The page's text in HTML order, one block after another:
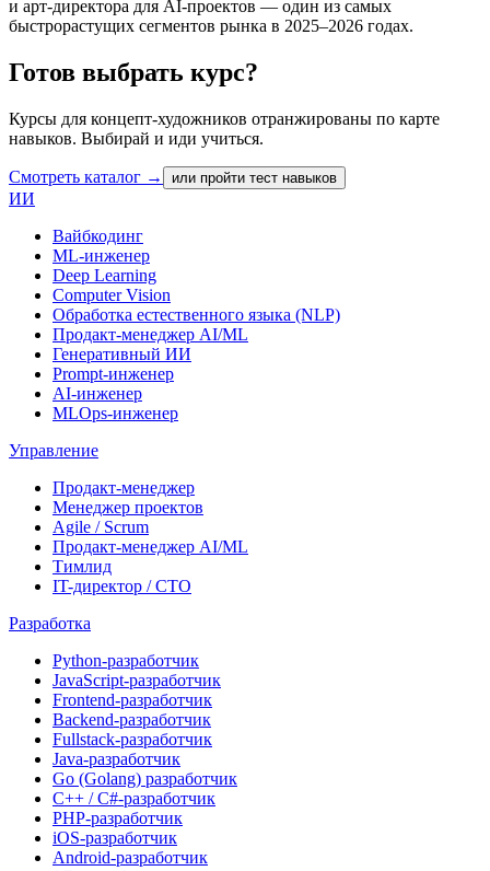
и арт-директора для AI-проектов — один из самых
быстрорастущих сегментов рынка в 2025–2026 годах.
Готов выбрать курс?
Курсы для концепт-художников отранжированы по карте
навыков. Выбирай и иди учиться.
Смотреть каталог → или пройти тест навыков
ИИ
Вайбкодинг
ML-инженер
Deep Learning
Computer Vision
Обработка естественного языка (NLP)
Продакт-менеджер AI/ML
Генеративный ИИ
Prompt-инженер
AI-инженер
MLOps-инженер
Управление
Продакт-менеджер
Менеджер проектов
Agile / Scrum
Продакт-менеджер AI/ML
Тимлид
IT-директор / CTO
Разработка
Python-разработчик
JavaScript-разработчик
Frontend-разработчик
Backend-разработчик
Fullstack-разработчик
Java-разработчик
Go (Golang) разработчик
C++ / C#-разработчик
PHP-разработчик
iOS-разработчик
Android-разработчик